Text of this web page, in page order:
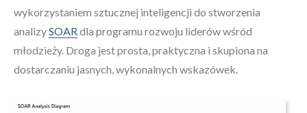
wykorzystaniem sztucznej inteligencji do stworzenia
analizySOARdla programu rozwoju liderów wśród
młodzieży. Droga jest prosta, praktyczna i skupiona na
dostarczaniu jasnych, wykonalnych wskazówek.